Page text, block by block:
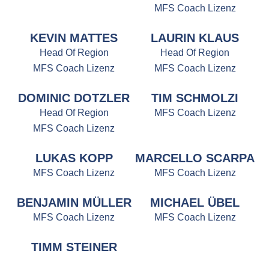
MFS Coach Lizenz
KEVIN MATTES
Head Of Region
MFS Coach Lizenz
LAURIN KLAUS
Head Of Region
MFS Coach Lizenz
DOMINIC DOTZLER
Head Of Region
MFS Coach Lizenz
TIM SCHMOLZI
MFS Coach Lizenz
LUKAS KOPP
MFS Coach Lizenz
MARCELLO SCARPA
MFS Coach Lizenz
BENJAMIN MÜLLER
MFS Coach Lizenz
MICHAEL ÜBEL
MFS Coach Lizenz
TIMM STEINER